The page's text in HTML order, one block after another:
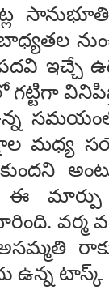
ఇచ్చే
గట్టిగా
ఉన్న
మధ్య
ఈ
వర్మ
ఉన్న